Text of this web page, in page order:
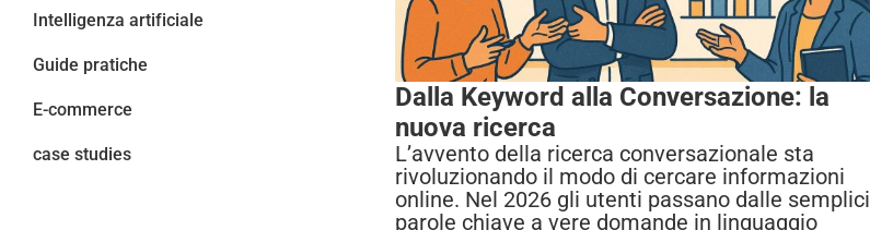
Dalla Keyword alla Conversazione: la
nuova ricerca
L’avvento della ricerca conversazionale sta
rivoluzionando il modo di cercare informazioni
online. Nel 2026 gli utenti passano dalle semplici
parole chiave a vere domande in linguaggio
Intelligenza artificiale
Guide pratiche
E-commerce
case studies